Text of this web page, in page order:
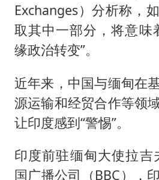
Exchanges）分析称，
取其中一部分，将意味
缘政治转变”。
近年来，中国与缅甸在
源运输和经贸合作等领
让印度感到“警惕”。
印度前驻缅甸大使拉吉
国广播公司（BBC），